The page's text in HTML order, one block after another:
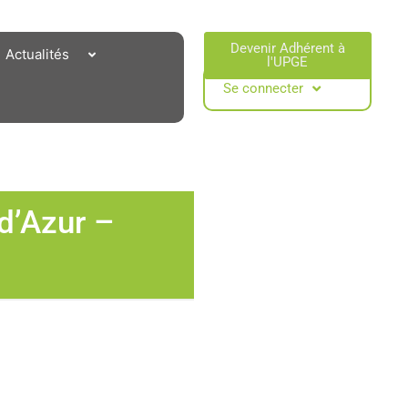
Actualités
Devenir Adhérent à
l'UPGE​
Se connecter
–